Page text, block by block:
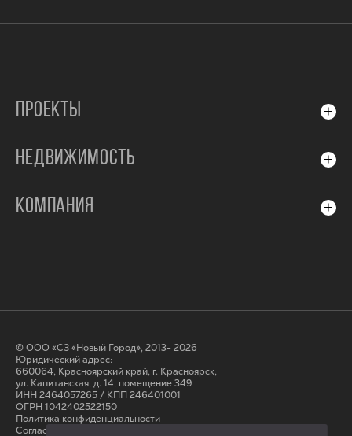
ПРОЕКТЫ
НЕДВИЖИМОСТЬ
КОМПАНИЯ
© ООО «СЗ «Новый Город», 2013- 2026
Юридический адрес:
660064, Красноярский край, г. Красноярск,
ул. Капитанская, д. 14, помещение 349
ИНН 2464057265 / КПП 246401001
ОГРН 1042402522150
Политика конфиденциальности
Согласие на обработку персональных данных